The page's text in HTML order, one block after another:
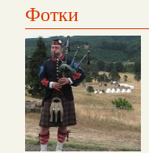
Фотки